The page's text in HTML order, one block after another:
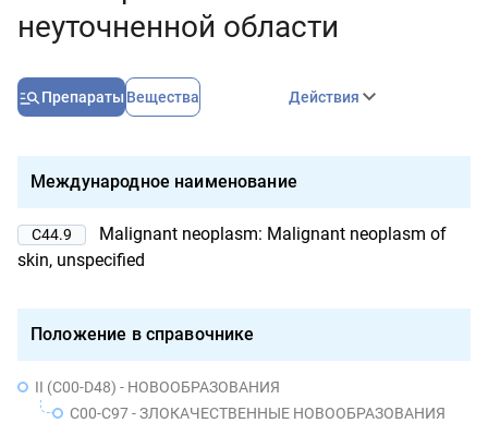
неуточненной области
Препараты Вещества Действия
Международное наименование
C44.9
Malignant neoplasm: Malignant neoplasm of
skin, unspecified
Положение в справочнике
II (C00-D48) - НОВООБРАЗОВАНИЯ
C00-C97 - ЗЛОКАЧЕСТВЕННЫЕ НОВООБРАЗОВАНИЯ